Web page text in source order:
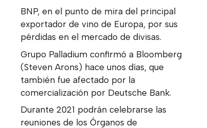
BNP, en el punto de mira del principal
exportador de vino de Europa, por sus
pérdidas en el mercado de divisas.
Grupo Palladium confirmó a Bloomberg
(Steven Arons) hace unos días, que
también fue afectado por la
comercialización por Deutsche Bank.
Durante 2021 podrán celebrarse las
reuniones de los Órganos de